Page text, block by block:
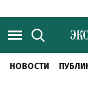
НОВОСТИ